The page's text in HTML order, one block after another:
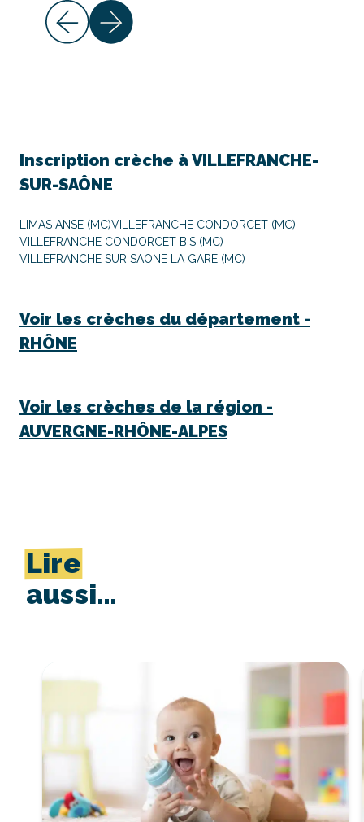
Inscription crèche à VILLEFRANCHE-
SUR-SAÔNE
LIMAS ANSE (MC)VILLEFRANCHE CONDORCET (MC)
VILLEFRANCHE CONDORCET BIS (MC)
VILLEFRANCHE SUR SAONE LA GARE (MC)
Voir les crèches du département -
RHÔNE
Voir les crèches de la région -
AUVERGNE-RHÔNE-ALPES
Lire
aussi…